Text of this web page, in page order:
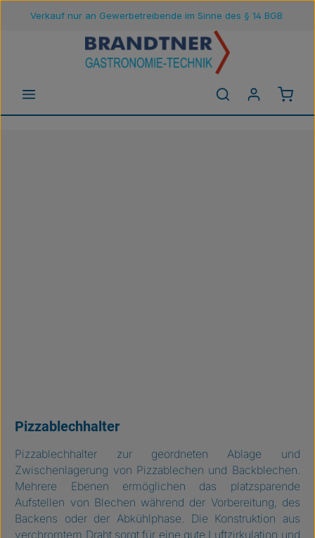
Zum Hauptinhalt springen
Verkauf nur an Gewerbetreibende im Sinne des § 14 BGB
Pizzablechhalter
Pizzablechhalter zur geordneten Ablage und
Zwischenlagerung von Pizzablechen und Backblechen.
Mehrere Ebenen ermöglichen das platzsparende
Aufstellen von Blechen während der Vorbereitung, des
Backens oder der Abkühlphase. Die Konstruktion aus
verchromtem Draht sorgt für eine gute Luftzirkulation und